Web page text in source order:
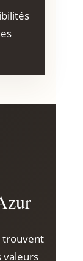
trouvent
valeurs